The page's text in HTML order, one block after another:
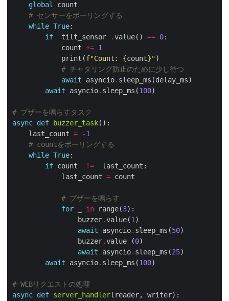
global
# センサーをポーリングする
while True
if
  tilt_sensor
.value() == 0
            count
+= 1
            print(
f"Count: {count}"
# チャタリング防止のために少し待つ
await asyncio.
await asyncio. sleep_ms(100
# ブザーを鳴らすタスク
async def buzzer_task
    last_count
= -1
# countをポーリングする
while True
if count !=
            last_count
=
# ブザーを鳴らす
for
in range(3
                buzzer
.value(1
await asyncio. sleep_ms(50
                buzzer
.value (0
await asyncio. sleep_ms(25
await asyncio. sleep_ms(100
# WEBリクエストの処理
async def server_handler